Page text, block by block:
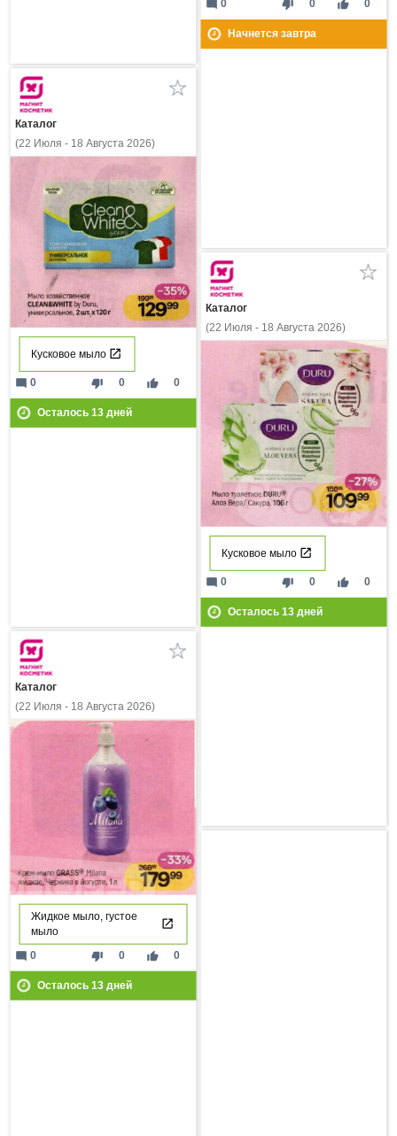
thumb_down 0 thumb_up 0
mode_comment 0
Начнется завтра
Каталог
(22 Июля - 18 Августа 2026)
Кусковое мыло
thumb_down 0 thumb_up 0
mode_comment 0
Осталось 13дней
Каталог
(22 Июля - 18 Августа 2026)
Кусковое мыло
thumb_down 0 thumb_up 0
mode_comment 0
Осталось 13дней
Каталог
(22 Июля - 18 Августа 2026)
Жидкое мыло, густое
мыло
thumb_down 0 thumb_up 0
mode_comment 0
Осталось 13дней